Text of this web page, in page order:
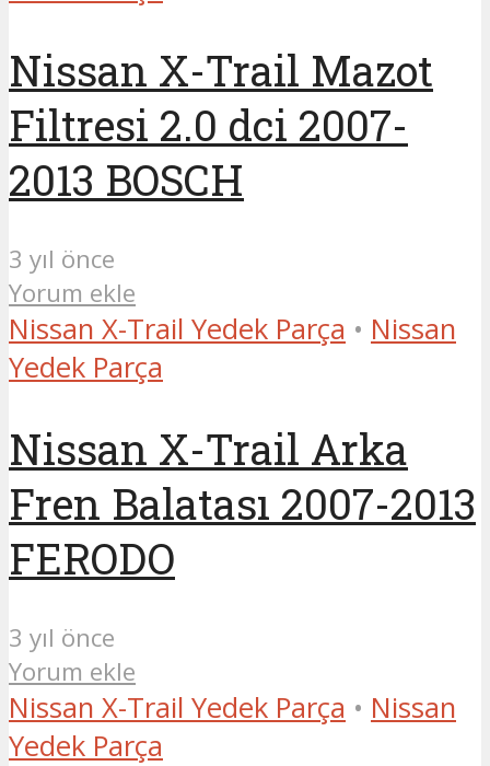
Nissan X-Trail Mazot
Filtresi 2.0 dci 2007-
2013 BOSCH
3 yıl önce
Yorum ekle
Nissan X-Trail Yedek Parça • Nissan
Yedek Parça
Nissan X-Trail Arka
Fren Balatası 2007-2013
FERODO
3 yıl önce
Yorum ekle
Nissan X-Trail Yedek Parça • Nissan
Yedek Parça